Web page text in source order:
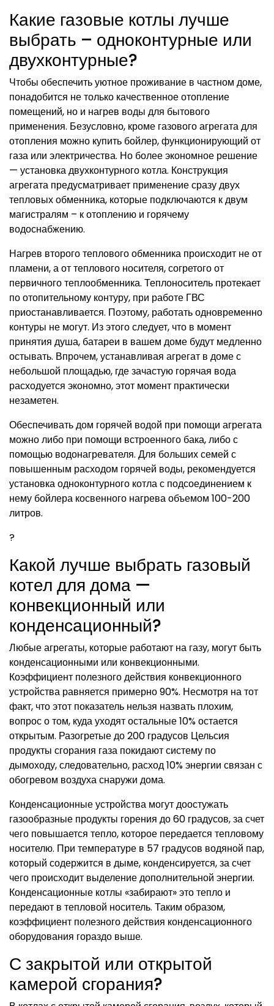
Какие газовые котлы лучше
выбрать – одноконтурные или
двухконтурные?
Чтобы обеспечить уютное проживание в частном доме,
понадобится не только качественное отопление
помещений, но и нагрев воды для бытового
применения. Безусловно, кроме газового агрегата для
отопления можно купить бойлер, функционирующий от
газа или электричества. Но более экономное решение
— установка двухконтурного котла. Конструкция
агрегата предусматривает применение сразу двух
тепловых обменника, которые подключаются к двум
магистралям – к отоплению и горячему
водоснабжению.
Нагрев второго теплового обменника происходит не от
пламени, а от теплового носителя, согретого от
первичного теплообменника. Теплоноситель протекает
по отопительному контуру, при работе ГВС
приостанавливается. Поэтому, работать одновременно
контуры не могут. Из этого следует, что в момент
принятия душа, батареи в вашем доме будут медленно
остывать. Впрочем, устанавливая агрегат в доме с
небольшой площадью, где зачастую горячая вода
расходуется экономно, этот момент практически
незаметен.
Обеспечивать дом горячей водой при помощи агрегата
можно либо при помощи встроенного бака, либо с
помощью водонагревателя. Для больших семей с
повышенным расходом горячей воды, рекомендуется
установка одноконтурного котла с подсоединением к
нему бойлера косвенного нагрева объемом 100-200
литров.
?
Какой лучше выбрать газовый
котел для дома —
конвекционный или
конденсационный?
Любые агрегаты, которые работают на газу, могут быть
конденсационными или конвекционными.
Коэффициент полезного действия конвекционного
устройства равняется примерно 90%. Несмотря на тот
факт, что этот показатель нельзя назвать плохим,
вопрос о том, куда уходят остальные 10% остается
открытым. Разогретые до 200 градусов Цельсия
продукты сгорания газа покидают систему по
дымоходу, следовательно, расход 10% энергии связан с
обогревом воздуха снаружи дома.
Конденсационные устройства могут доостужать
газообразные продукты горения до 60 градусов, за счет
чего повышается тепло, которое передается тепловому
носителю. При температуре в 57 градусов водяной пар,
который содержится в дыме, конденсируется, за счет
чего происходит выделение дополнительной энергии.
Конденсационные котлы «забирают» это тепло и
передают в тепловой носитель. Таким образом,
коэффициент полезного действия конденсационного
оборудования гораздо выше.
С закрытой или открытой
камерой сгорания?